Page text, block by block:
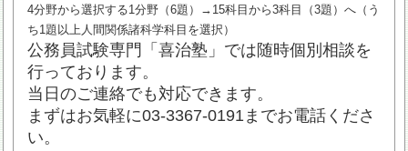
4分野から選択する1分野（6題）→15科目から3科目（3題）へ（う
ち1題以上人間関係諸科学科目を選択）
公務員試験専門「喜治塾」では随時個別相談を
行っております。
当日のご連絡でも対応できます。
まずはお気軽に03-3367-0191までお電話くださ
い。